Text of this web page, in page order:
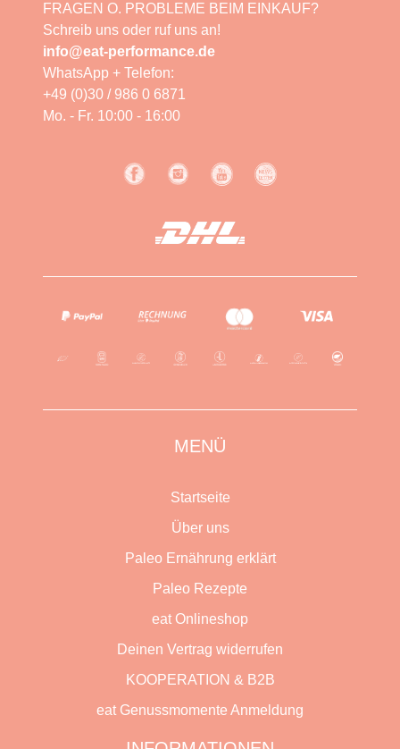
FRAGEN O. PROBLEME BEIM EINKAUF?
Schreib uns oder ruf uns an!
info@eat-performance.de
WhatsApp + Telefon:
+49 (0)30 / 986 0 6871
Mo. - Fr. 10:00 - 16:00
MENÜ
Startseite
Über uns
Paleo Ernährung erklärt
Paleo Rezepte
eat Onlineshop
Deinen Vertrag widerrufen
KOOPERATION & B2B
eat Genussmomente Anmeldung